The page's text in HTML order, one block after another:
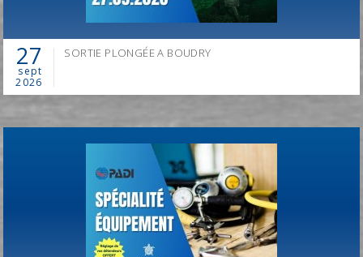
27
sept
2026
SORTIE PLONGÉE A BOUDRY